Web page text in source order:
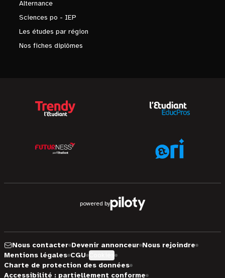
Alternance
Sciences po - IEP
Les études par région
Nos fiches diplômes
powered by
Nous contacter Devenir annonceur Nous rejoindre
Mentions légales CGU
Charte de protection des données
Accessibilité : partiellement conforme